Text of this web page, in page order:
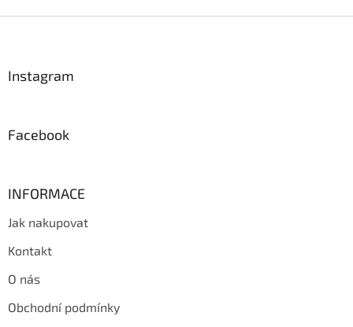
Instagram
Facebook
INFORMACE
Jak nakupovat
Kontakt
O nás
Obchodní podmínky